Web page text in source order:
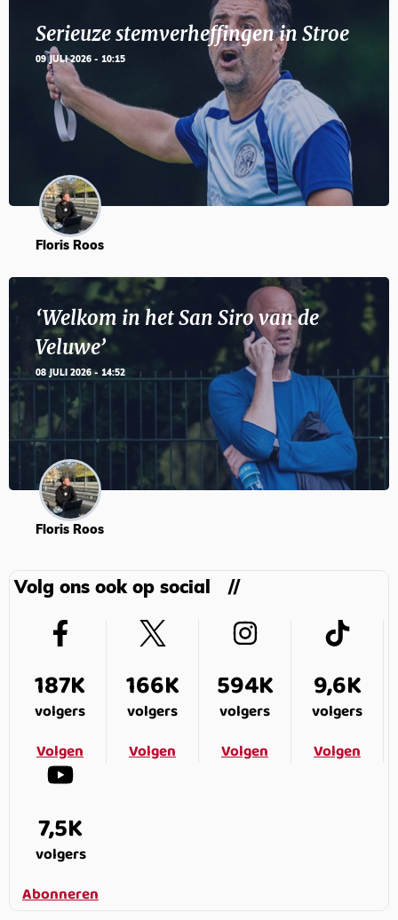
Serieuze stemverheffingen in Stroe
09 JULI 2026 - 10:15
Floris Roos
‘Welkom in het San Siro van de
Veluwe’
08 JULI 2026 - 14:52
Floris Roos
Volg ons ook op social
187K
volgers
Volgen
166K
volgers
Volgen
594K
volgers
Volgen
9,6K
volgers
Volgen
7,5K
volgers
Abonneren